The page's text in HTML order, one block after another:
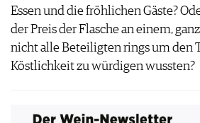
Essen und die fröhlichen Gäste?
der Preis der Flasche an einem,
nicht alle Beteiligten rings um den
Köstlichkeit zu würdigen wussten?